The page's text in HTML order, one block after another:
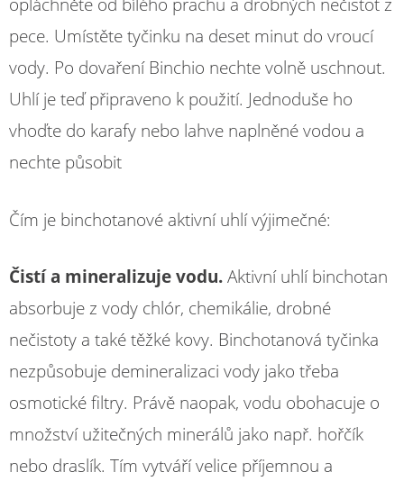
pece. Umístěte tyčinku na deset minut do vroucí
vody. Po dovaření Binchio nechte volně uschnout.
Uhlí je teď připraveno k použití. Jednoduše ho
vhoďte do karafy nebo lahve naplněné vodou a
nechte působit
Čím je binchotanové aktivní uhlí výjimečné:
Čistí a mineralizuje vodu.Aktivní uhlí binchotan
absorbuje z vody chlór, chemikálie, drobné
nečistoty a také těžké kovy. Binchotanová tyčinka
nezpůsobuje demineralizaci vody jako třeba
osmotické filtry. Právě naopak, vodu obohacuje o
množství užitečných minerálů jako např. hořčík
nebo draslík. Tím vytváří velice příjemnou a